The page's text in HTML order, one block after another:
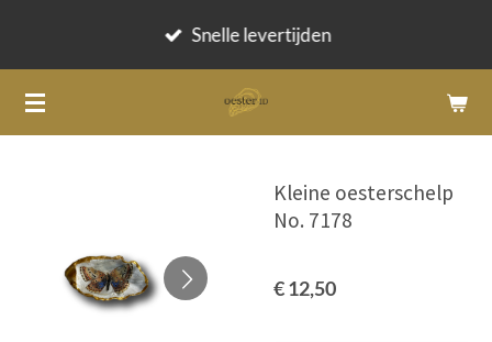
de
Snelle levertijden
Kleine oesterschelp
No. 7178
€ 12,50